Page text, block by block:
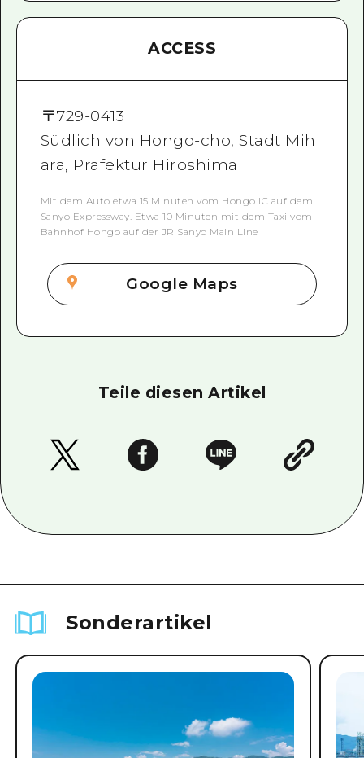
ACCESS
〒729-0413
Südlich von Hongo-cho, Stadt Mih
ara, Präfektur Hiroshima
Mit dem Auto etwa 15 Minuten vom Hongo IC auf dem
Sanyo Expressway. Etwa 10 Minuten mit dem Taxi vom
Bahnhof Hongo auf der JR Sanyo Main Line
Google Maps
Teile diesen Artikel
Sonderartikel